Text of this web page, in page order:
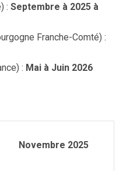
: Septembre à 2025 à
Franche-Comté) :
: Mai à Juin 2026
Novembre 2025